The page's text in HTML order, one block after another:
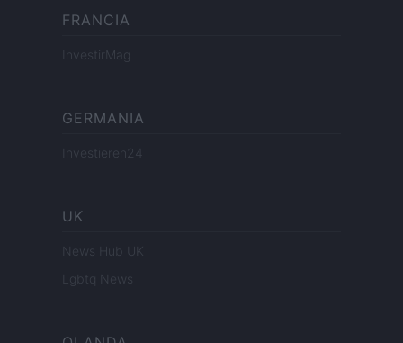
FRANCIA
InvestirMag
GERMANIA
Investieren24
UK
News Hub UK
Lgbtq News